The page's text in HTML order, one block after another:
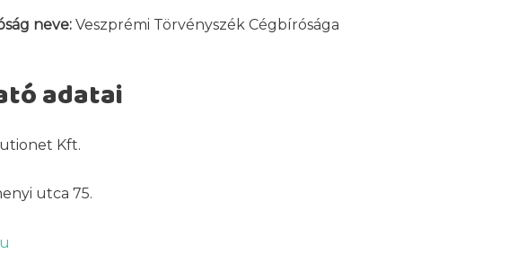
neve:Veszprémi Törvényszék Cégbírósága
adatai
Kft.
utca 75.